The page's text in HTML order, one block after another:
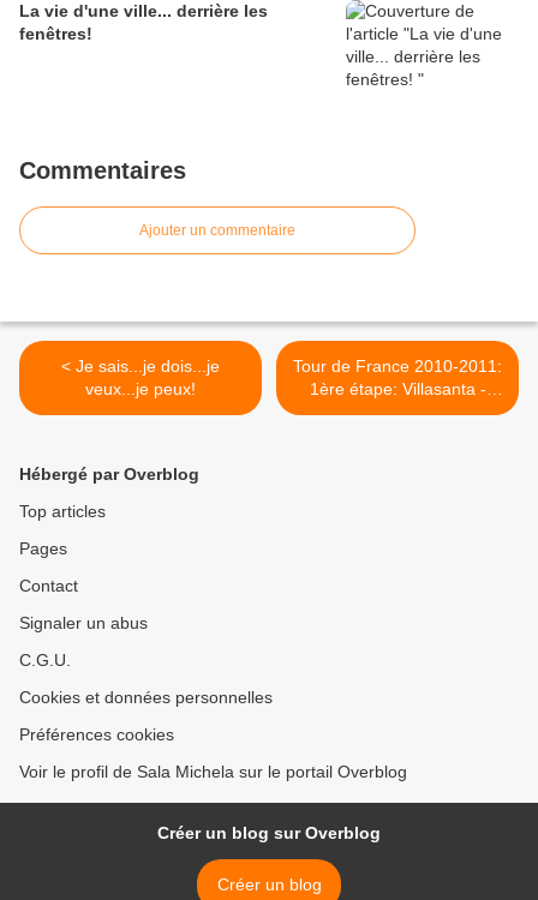
La vie d'une ville... derrière les
fenêtres!
Commentaires
Ajouter un commentaire
< Je sais...je dois...je
veux...je peux!
Tour de France 2010-2011:
1ère étape: Villasanta -
Strasbourg >
Hébergé par Overblog
Top articles
Pages
Contact
Signaler un abus
C.G.U.
Cookies et données personnelles
Préférences cookies
Voir le profil de Sala Michela sur le portail Overblog
Créer un blog sur Overblog
Créer un blog